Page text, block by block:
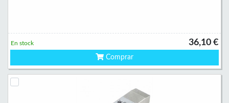
36,10 €
En stock
Comprar